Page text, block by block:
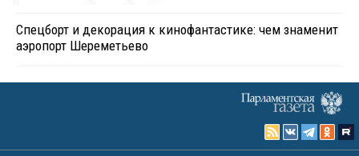
Спецборт и декорация к кинофантастике: чем знаменит
аэропорт Шереметьево